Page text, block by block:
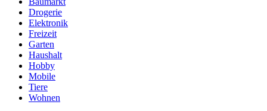
Drogerie
Elektronik
Freizeit
Garten
Haushalt
Hobby
Mobile
Tiere
Wohnen